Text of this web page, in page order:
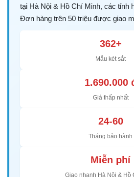
tại Hà Nội & Hồ Chí Minh, các tỉnh
Đơn hàng trên 50 triệu được giao
362+
Mẫu két sắt
1.690.000
Giá thấp nhất
24-60
Tháng bảo hành
Miễn phí
Giao nhanh Hà Nội & Hồ